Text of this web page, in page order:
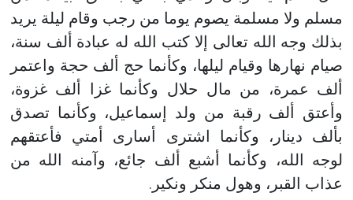
مسلم ولا مسلمة يصوم يوما من رجب وقام ليلة يريد
بذلك وجه الله تعالى إلا كتب الله له عبادة ألف سنة،
صيام نهارها وقيام ليلها، وكأنما حج ألف حجة واعتمر
ألف عمرة، من مال حلال وكأنما غزا ألف غزوة،
وأعتق ألف رقبة من ولد إسماعيل، وكأنما تصدق
بألف دينار، وكأنما اشترى أسارى أمتي فأعتقهم
لوجه الله، وكأنما أشبع ألف جائع، وآمنه الله من
عذاب القبر، وهول منكر ونكير.